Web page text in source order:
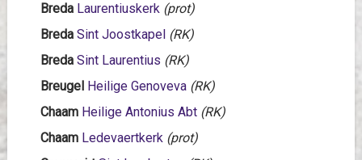
Breda Laurentiuskerk (prot)
Breda Sint Joostkapel (RK)
Breda Sint Laurentius (RK)
Breugel Heilige Genoveva (RK)
Chaam Heilige Antonius Abt (RK)
Chaam Ledevaertkerk (prot)